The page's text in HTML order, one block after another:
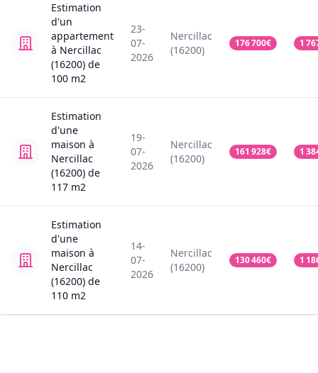
Estimation
d'un
appartement
à Nercillac
(16200) de
100 m2
23-
07-
2026
Nercillac
(16200)
176 700€ 1
Estimation
d'une
maison à
Nercillac
(16200) de
117 m2
19-
07-
2026
Nercillac
(16200)
161 928€ 1
Estimation
d'une
maison à
Nercillac
(16200) de
110 m2
14-
07-
2026
Nercillac
(16200)
130 460€ 1